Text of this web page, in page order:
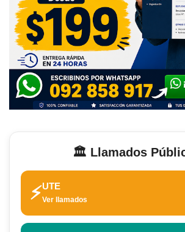
🏛️ Llamados
⚡UTE
Ver llamados